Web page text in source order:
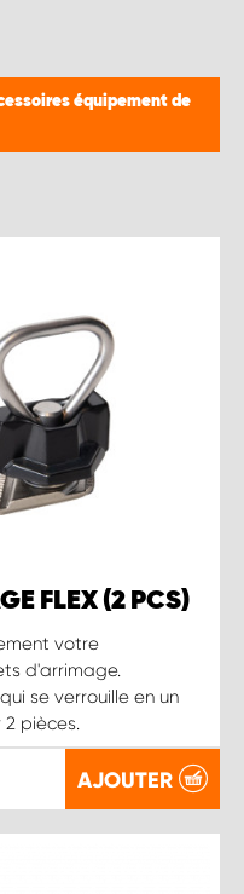
équipement de
FLEX (2 PCS)
votre
d'arrimage.
se verrouille en un
2 pièces.
AJOUTER